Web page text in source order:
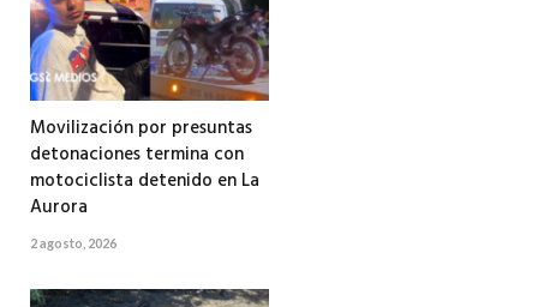
Movilización por presuntas
detonaciones termina con
motociclista detenido en La
Aurora
2 agosto, 2026